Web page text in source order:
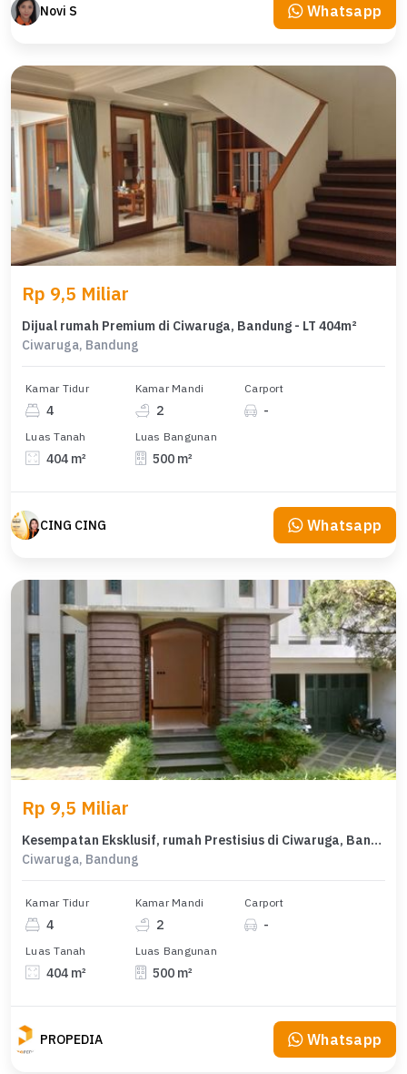
Novi S Whatsapp
Rp 9,5 Miliar
Dijual rumah Premium di Ciwaruga, Bandung - LT 404m²
Ciwaruga, Bandung
Kamar Tidur
4
Kamar Mandi
2
Carport
-
Luas Tanah
404 m²
Luas Bangunan
500 m²
CING CING Whatsapp
Rp 9,5 Miliar
Kesempatan Eksklusif, rumah Prestisius di Ciwaruga, Bandung, LB 500m²
Ciwaruga, Bandung
Kamar Tidur
4
Kamar Mandi
2
Carport
-
Luas Tanah
404 m²
Luas Bangunan
500 m²
PROPEDIA Whatsapp